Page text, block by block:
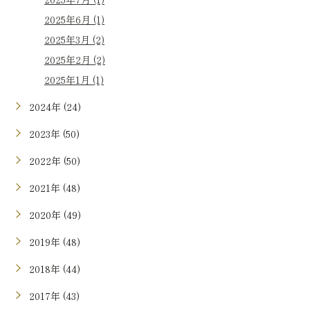
2025年6月 (1)
2025年3月 (2)
2025年2月 (2)
2025年1月 (1)
2024年 (24)
2023年 (50)
2022年 (50)
2021年 (48)
2020年 (49)
2019年 (48)
2018年 (44)
2017年 (43)